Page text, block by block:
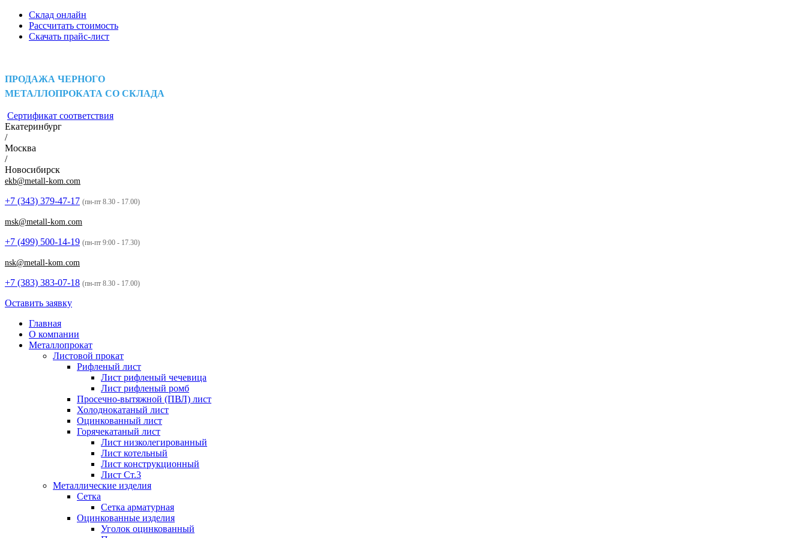
Склад онлайн
Рассчитать стоимость
Скачать прайс-лист
ПРОДАЖА ЧЕРНОГО
МЕТАЛЛОПРОКАТА СО СКЛАДА
Сертификат соответствия
Екатеринбург
/
Москва
/
Новосибирск
ekb@metall-kom.com
+7 (343) 379-47-17 (пн-пт 8.30 - 17.00)
msk@metall-kom.com
+7 (499) 500-14-19 (пн-пт 9:00 - 17.30)
nsk@metall-kom.com
+7 (383) 383-07-18 (пн-пт 8.30 - 17.00)
Оставить заявку
Главная
О компании
Металлопрокат
Листовой прокат
Рифленый лист
Лист рифленый чечевица
Лист рифленый ромб
Просечно-вытяжной (ПВЛ) лист
Холоднокатаный лист
Оцинкованный лист
Горячекатаный лист
Лист низколегированный
Лист котельный
Лист конструкционный
Лист Ст.3
Металлические изделия
Сетка
Сетка арматурная
Оцинкованные изделия
Уголок оцинкованный